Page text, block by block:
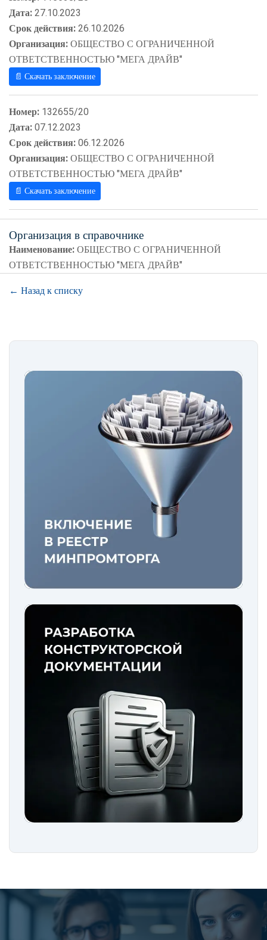
Дата:27.10.2023
Срок действия:26.10.2026
Организация:ОБЩЕСТВО С ОГРАНИЧЕННОЙ
ОТВЕТСТВЕННОСТЬЮ "МЕГА ДРАЙВ"
📄 Скачать заключение
Номер: 132655/20
Дата:07.12.2023
Срок действия:06.12.2026
Организация:ОБЩЕСТВО С ОГРАНИЧЕННОЙ
ОТВЕТСТВЕННОСТЬЮ "МЕГА ДРАЙВ"
📄 Скачать заключение
Организация в справочнике
Наименование:ОБЩЕСТВО С ОГРАНИЧЕННОЙ
ОТВЕТСТВЕННОСТЬЮ "МЕГА ДРАЙВ"
← Назад к списку